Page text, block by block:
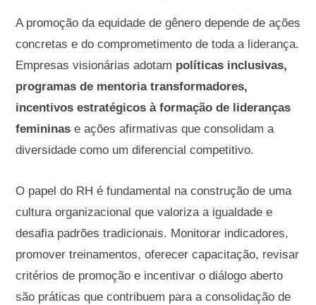
A promoção da equidade de gênero depende de ações
concretas e do comprometimento de toda a liderança.
Empresas visionárias adotam políticas inclusivas,
programas de mentoria transformadores,
incentivos estratégicos à formação de lideranças
femininas e ações afirmativas que consolidam a
diversidade como um diferencial competitivo.
O papel do RH é fundamental na construção de uma
cultura organizacional que valoriza a igualdade e
desafia padrões tradicionais. Monitorar indicadores,
promover treinamentos, oferecer capacitação, revisar
critérios de promoção e incentivar o diálogo aberto
são práticas que contribuem para a consolidação de